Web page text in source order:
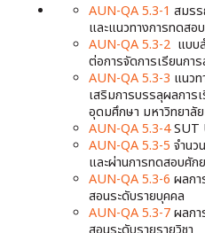
AUN-QA 5.3-1 สมรร
และแนวทางการทดสอ
AUN-QA 5.3-2 แบบ
ต่อการจัดการเรียนกา
AUN-QA 5.3-3 แนว
เสริมการบรรลุผลกา
อุดมศึกษา มหาวิทยาลัย
AUN-QA 5.3-4SUT
AUN-QA 5.3-5 จำนว
และผ่านการทดสอบศัก
AUN-QA 5.3-6 ผลกา
สอนระดับรายบุคคล
AUN-QA 5.3-7ผลกา